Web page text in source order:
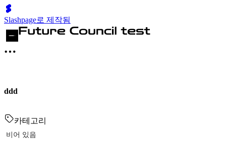
Slashpage로 제작됨
ddd
카테고리
비어 있음